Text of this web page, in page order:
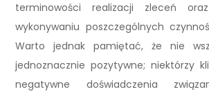
terminowości realizacji zleceń
wykonywaniu poszczególnych
Warto jednak pamiętać, że nie
jednoznacznie pozytywne; niektórzy
negatywne doświadczenia